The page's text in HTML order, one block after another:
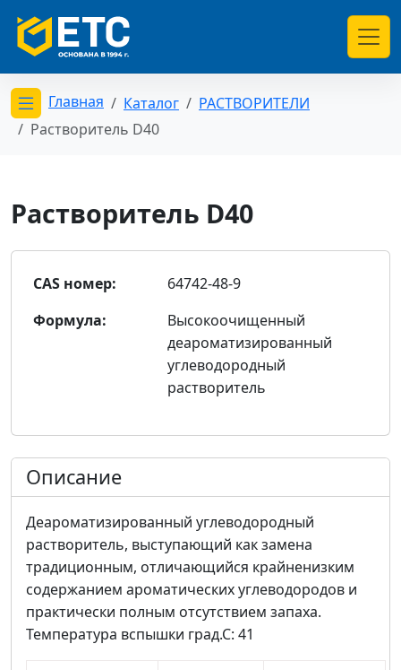
Открыть меню категорий
Главная Каталог
РАСТВОРИТЕЛИ
Растворитель D40
Растворитель D40
CAS номер:
64742-48-9
Формула:
Высокоочищенный
деароматизированный
углеводородный
растворитель
Описание
Деароматизированный углеводородный
растворитель, выступающий как замена
традиционным, отличающийся крайненизким
содержанием ароматических углеводородов и
практически полным отсутствием запаха.
Температура вспышки град.С: 41